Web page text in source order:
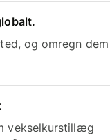
og omregn dem
vekselkurstillæg